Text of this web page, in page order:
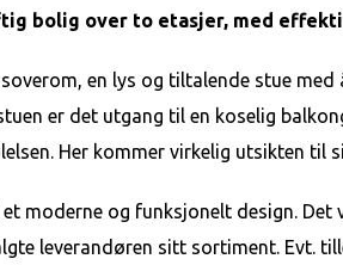
bolig over to etasjer, med
en lys og tiltalende stue
er det utgang til en koselig
Her kommer virkelig utsikten til
moderne og funksjonelt design.
leverandøren sitt sortiment. Evt.